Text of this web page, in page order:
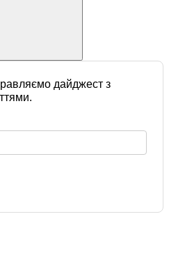
дайджест з